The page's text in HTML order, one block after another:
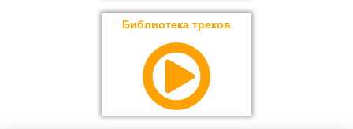
Библиотека треков